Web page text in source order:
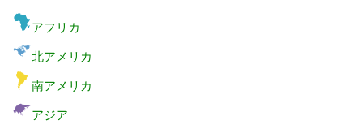
アフリカ
北アメリカ
南アメリカ
アジア